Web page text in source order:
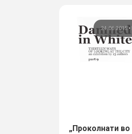
24.06.2015•
„Проколнати